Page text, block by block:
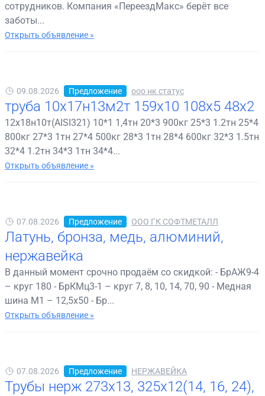
сотрудников. Компания «ПереездМакс» берёт все
заботы...
Открыть объявление »
09.08.2026 Предложение ооо нк статус
труба 10х17н13м2т 159х10 108х5 48х2
12х18н10т(AISI321) 10*1 1,4тн 20*3 900кг 25*3 1.2тн 25*4
800кг 27*3 1тн 27*4 500кг 28*3 1тн 28*4 600кг 32*3 1.5тн
32*4 1.2тн 34*3 1тн 34*4...
Открыть объявление »
07.08.2026 Предложение ООО ГК СОФТМЕТАЛЛ
Латунь, бронза, медь, алюминий,
нержавейка
В данный момент срочно продаём со скидкой: - БрАЖ9-4
– круг 180 - БрКМц3-1 – круг 7, 8, 10, 14, 70, 90 - Медная
шина М1 – 12,5х50 - Бр...
Открыть объявление »
07.08.2026 Предложение НЕРЖАВЕЙКА
Трубы нерж 273х13, 325х12(14, 16, 24),